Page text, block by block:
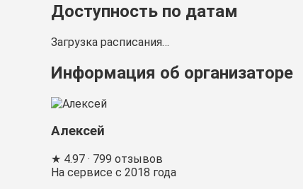
Доступность по датам
Загрузка расписания…
Информация об организаторе
Алексей
★ 4.97 · 799 отзывов
На сервисе с 2018 года